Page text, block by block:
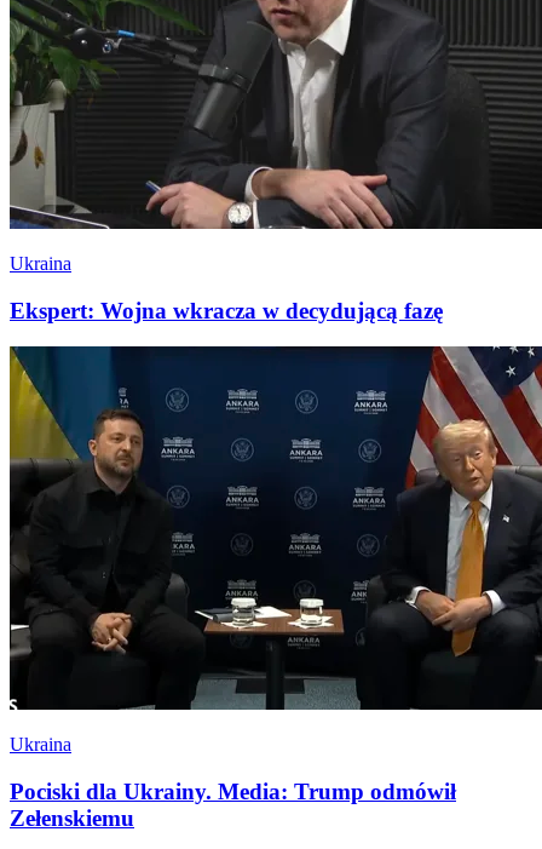
Ukraina
Ekspert: Wojna wkracza w decydującą fazę
Ukraina
Pociski dla Ukrainy. Media: Trump odmówił
Zełenskiemu